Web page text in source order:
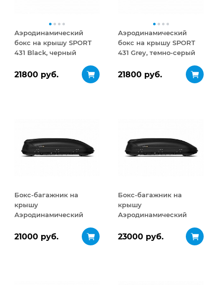
Аэродинамический
бокс на крышу SPORT
431 Black, черный
21800 руб.
Аэродинамический
бокс на крышу SPORT
431 Grey, темно-серый
21800 руб.
Бокс-багажник на
крышу
Аэродинамический
21000 руб.
Бокс-багажник на
крышу
Аэродинамический
ДВУСТОРОННЕЕ
23000 руб.